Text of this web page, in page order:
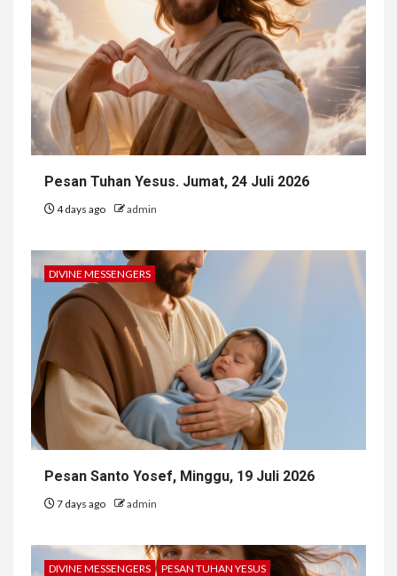
Pesan Tuhan Yesus. Jumat, 24 Juli 2026
4 days ago admin
DIVINE MESSENGERS
Pesan Santo Yosef, Minggu, 19 Juli 2026
7 days ago admin
DIVINE MESSENGERS PESAN TUHAN YESUS